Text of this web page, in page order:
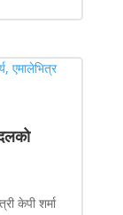
केपी शर्मा